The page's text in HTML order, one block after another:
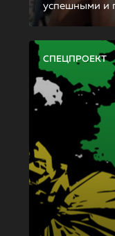
успешными и
СПЕЦПРОЕКТ